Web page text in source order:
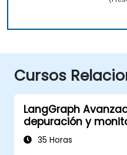
Cursos
LangGraph
depuración y
complejos
35 Horas